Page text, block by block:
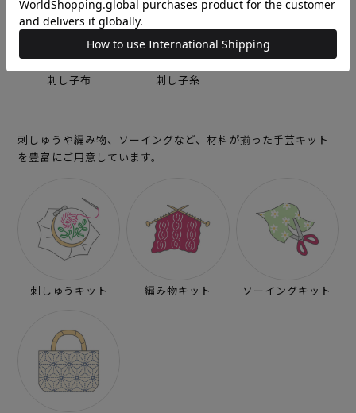
刺し子布 刺し子糸
刺しゅうや編み物、ソーイングなど、材料が揃った手芸キット
を豊富にご用意しています。
刺しゅうキット 編み物キット ソーイングキット